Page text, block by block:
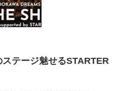
テージ魅せるSTARTER